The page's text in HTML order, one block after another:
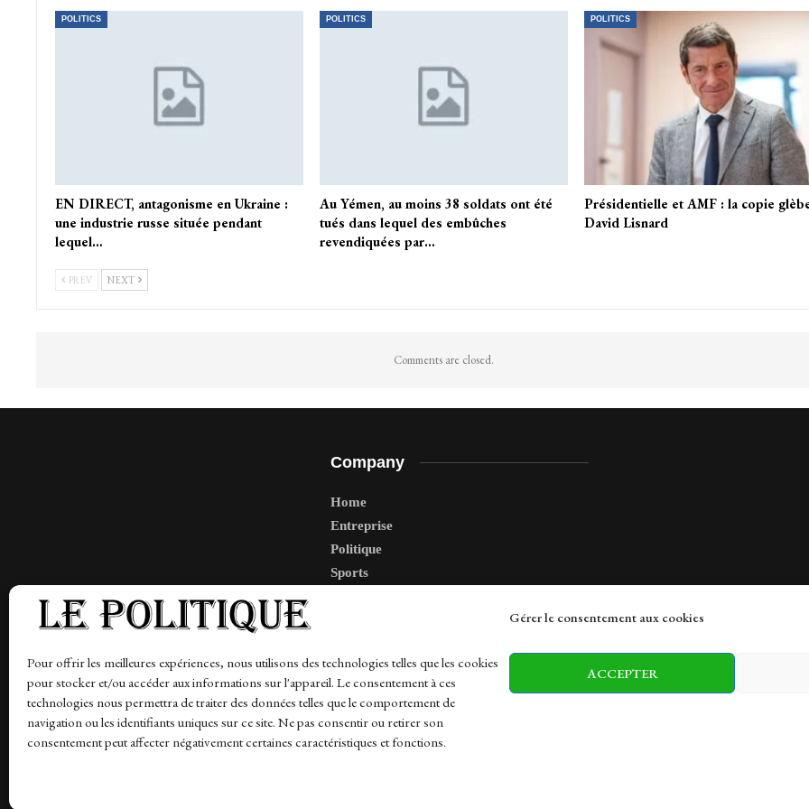
Gérer le consentement aux cookies
Pour offrir les meilleures expériences, nous utilisons des technologies telles que les cookies
pour stocker et/ou accéder aux informations sur l'appareil. Le consentement à ces
technologies nous permettra de traiter des données telles que le comportement de
navigation ou les identifiants uniques sur ce site. Ne pas consentir ou retirer son
consentement peut affecter négativement certaines caractéristiques et fonctions.
ACCEPTER
POLITICS
EN DIRECT, antagonisme en Ukraine :
une industrie russe située pendant
lequel…
POLITICS
Au Yémen, au moins 38 soldats ont été
tués dans lequel des embûches
revendiquées par…
POLITICS
Présidentielle et AMF : la copie
David Lisnard
PREV NEXT
Comments are closed.
Company
Home
Entreprise
Politique
Sports
News Finance-Marches Business